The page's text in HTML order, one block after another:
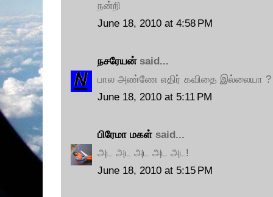
நன்றி
June 18, 2010 at 4:58 PM
நசரேயன்said...
பால அண்ணே எதிர் கவிதை இல்லையா ?
June 18, 2010 at 5:11 PM
பிரேமா மகள் said...
அட அட அட அட அட!
June 18, 2010 at 5:15 PM